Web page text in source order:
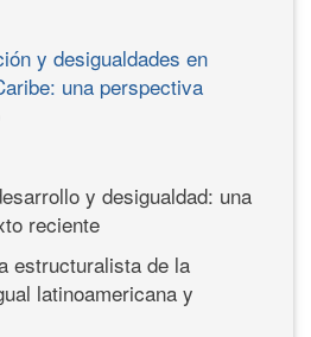
y desigualdades en
una perspectiva
y desigualdad: una
reciente
estructuralista de la
latinoamericana y